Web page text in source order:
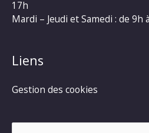
17h
Mardi – Jeudi et Samedi : de 9h
Liens
Gestion des cookies